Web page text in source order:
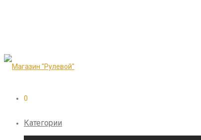
0
Категории